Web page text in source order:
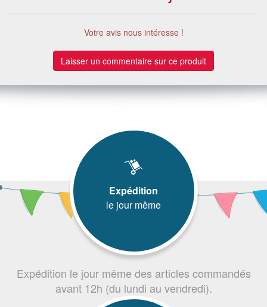
Votre avis nous intéresse !
Laisser un commentaire sur ce produit
Expédition
le jour même
Expédition le jour même des articles commandés
avant 12h (du lundi au vendredi).